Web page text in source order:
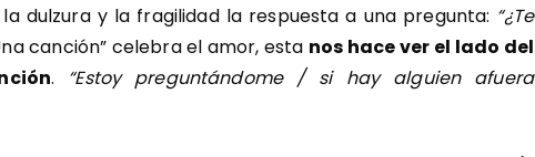
dulzura y la fragilidad la respuesta a una pregunta: “¿Te
canción” celebra el amor, esta nos hace ver el lado del
. “Estoy preguntándome / si hay alguien afuera